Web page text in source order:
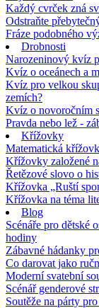
Každý cvrček zná
Odstraňte
Fráze podobného
Drobnosti
Narozeninový kvíz
Kvíz o oceánech a
Kvíz pro velkou
zemích?
Kvíz o novoročním
Pravda nebo lež -
Křížovky
Matematická
Křížovky založené
Řetězové slovo o
Křížovka „Ruští
Křížovka na téma
Blog
Scénáře pro dětské
hodiny
Zábavné hádanky
Co darovat jako
Moderní svatební
Scénář genderové
Soutěže na párty